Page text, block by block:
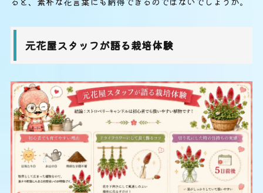
元花屋スタッフが語る栽培体験